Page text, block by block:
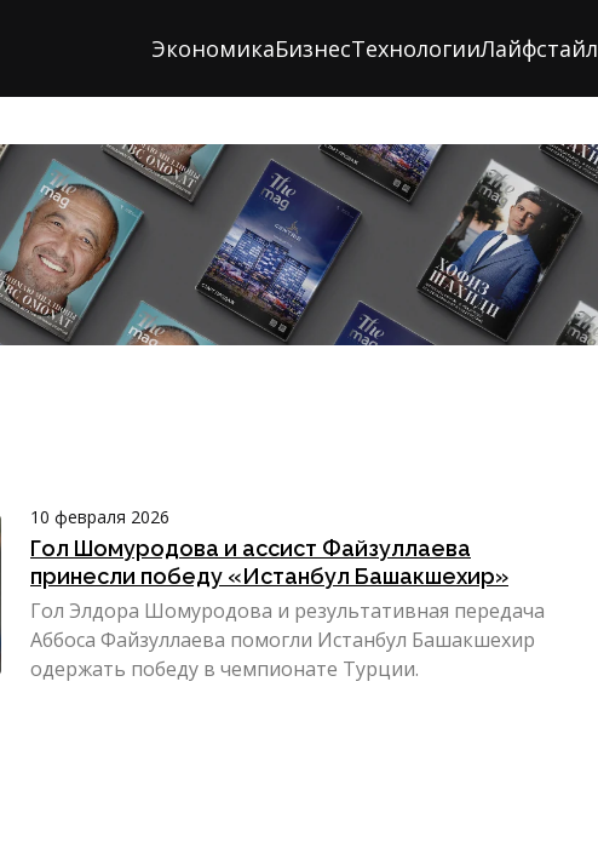
ЭкономикаБизнесТехнологииЛайфстайл
10 февраля 2026
Гол Шомуродова и ассист Файзуллаева
принесли победу «Истанбул Башакшехир»
Гол Элдора Шомуродова и результативная передача
Аббоса Файзуллаева помогли Истанбул Башакшехир
одержать победу в чемпионате Турции.